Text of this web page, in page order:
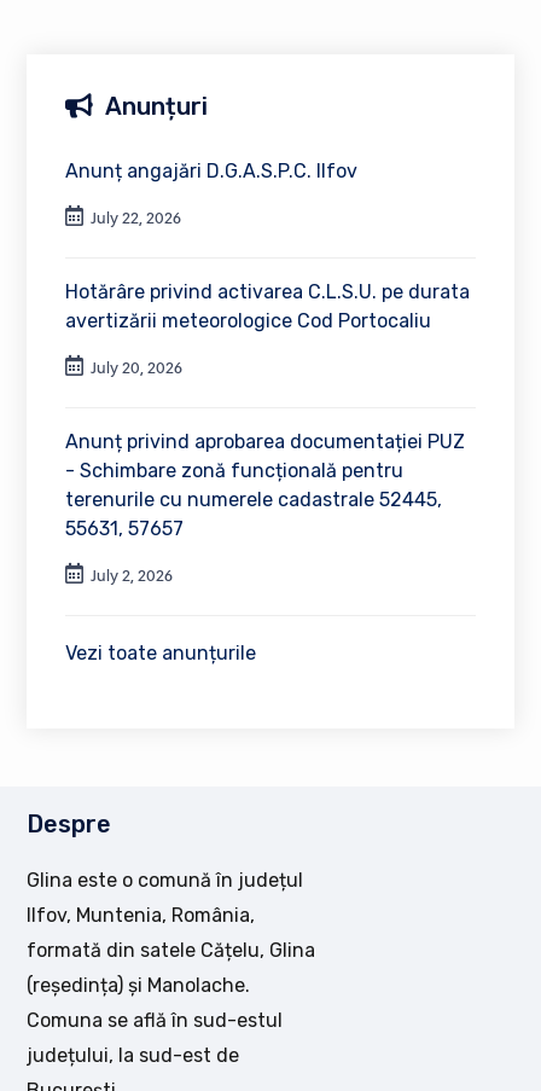
Anunțuri
Anunț angajări D.G.A.S.P.C. Ilfov
July 22, 2026
Hotărâre privind activarea C.L.S.U. pe durata
avertizării meteorologice Cod Portocaliu
July 20, 2026
Anunț privind aprobarea documentației PUZ
- Schimbare zonă funcțională pentru
terenurile cu numerele cadastrale 52445,
55631, 57657
July 2, 2026
Vezi toate anunțurile
Despre
Glina este o comună în județul
Ilfov, Muntenia, România,
formată din satele Cățelu, Glina
(reședința) și Manolache.
Comuna se află în sud-estul
județului, la sud-est de